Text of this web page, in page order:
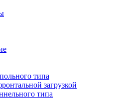
типа
загрузкой
типа